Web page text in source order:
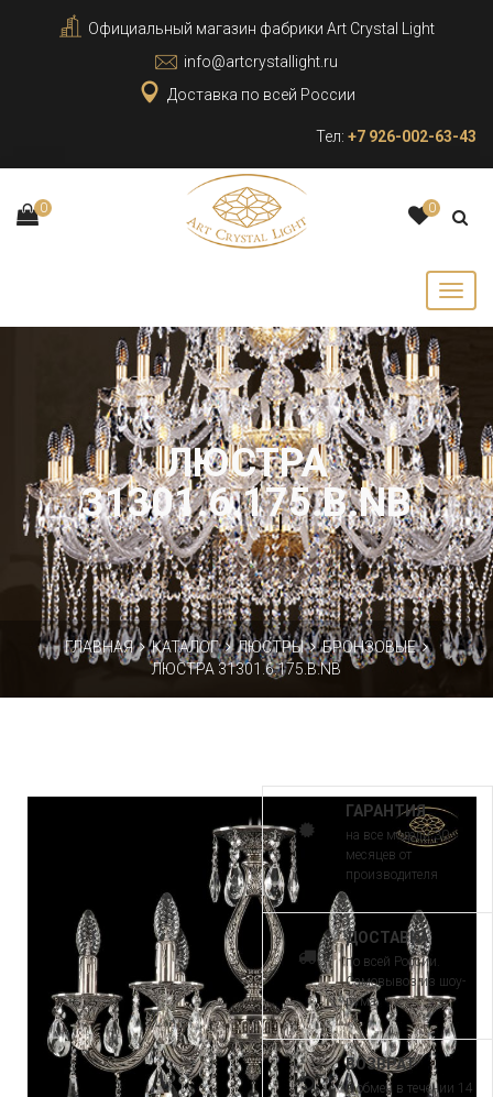
Официальный магазин фабрики Art Crystal Light
info@artcrystallight.ru
Доставка по всей России
Тел: +7 926-002-63-43
0 0
ЛЮСТРА
31301.6.175.B.NB
ГЛАВНАЯ КАТАЛОГ ЛЮСТРЫ
БРОНЗОВЫЕ
ЛЮСТРА 31301.6.175.B.NB
ГАРАНТИЯ
на все модели 30
месяцев от
производителя
ДОСТАВКА
по всей России.
Самовывоз из шоу-
рума
ВОЗВРАТ
и обмен в течении 14